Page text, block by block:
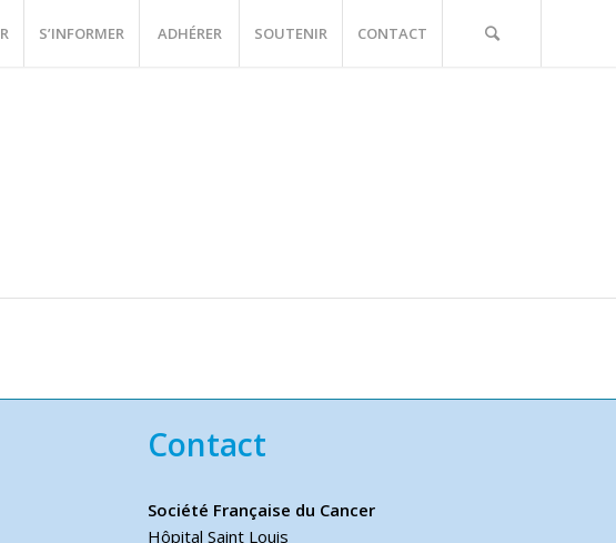
S’INFORMER ADHÉRER SOUTENIR CONTACT
Contact
Société Française du Cancer
Hôpital Saint Louis